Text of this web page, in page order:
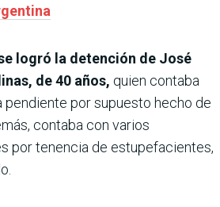
logró la detención de José
de 40 años, quien contaba
pendiente por supuesto hecho de
contaba con varios
por tenencia de estupefacientes,